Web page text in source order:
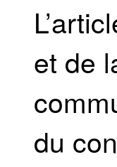
et de
du